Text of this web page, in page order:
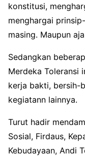
konstitusi,
menghargai
masing. Maupun
Sedangkan
Merdeka Toleransi
kerja bakti, bersih-
kegiatann lainnya.
Turut hadir
Sosial, Firdaus,
Kebudayaan, Andi